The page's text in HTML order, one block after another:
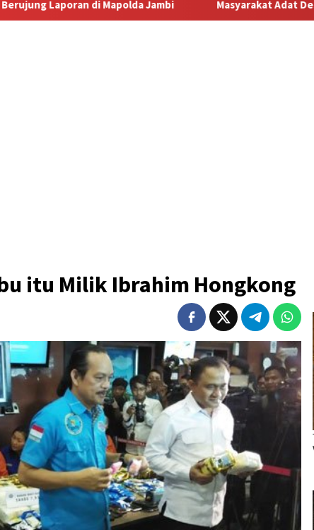
Masyarakat Adat Desa Lermatang Menanti
itu Milik Ibrahim Hongkong